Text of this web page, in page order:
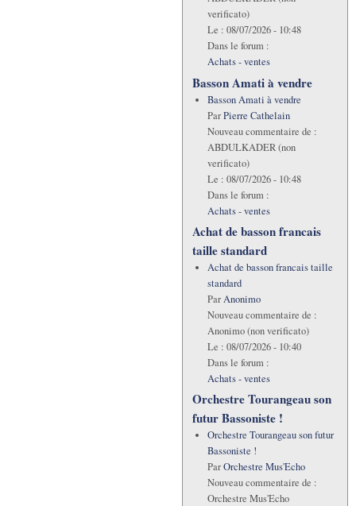
verificato)
Le : 08/07/2026 - 10:48
Dans le forum :
Achats - ventes
Basson Amati à vendre
Basson Amati à vendre
ParPierre Cathelain
Nouveau commentaire de :
ABDULKADER (non
verificato)
Le : 08/07/2026 - 10:48
Dans le forum :
Achats - ventes
Achat de basson francais
taille standard
Achat de basson francais taille
standard
ParAnonimo
Nouveau commentaire de :
Anonimo (non verificato)
Le : 08/07/2026 - 10:40
Dans le forum :
Achats - ventes
Orchestre Tourangeau son
futur Bassoniste !
Orchestre Tourangeau son futur
Bassoniste !
ParOrchestre Mus'Echo
Nouveau commentaire de :
Orchestre Mus'Echo